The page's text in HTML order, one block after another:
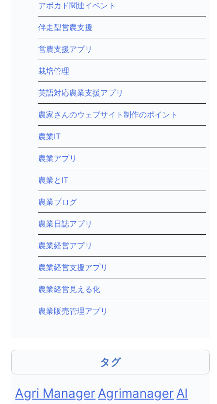
アボカド関連イベント
伴走型営農支援
営農支援アプリ
栽培管理
英語対応農業支援アプリ
農家さんのウェブサイト制作のポイント
農業IT
農業アプリ
農業とIT
農業ブログ
農業日誌アプリ
農業経営アプリ
農業経営支援アプリ
農業経営見える化
農業販売管理アプリ
タグ
Agri Manager Agrimanager AI